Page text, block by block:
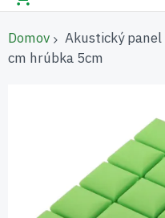
Domov
Akustický panel
cm hrúbka 5cm